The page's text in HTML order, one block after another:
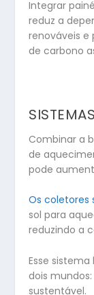
Integrar
reduz a
renováveis
de carbono
Combinar a
de
pode
Os coletores
sol para
reduzindo a
Esse
dois
sustentável.